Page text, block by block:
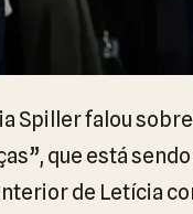
Spiller falou
que está
de Letícia